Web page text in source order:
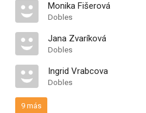
Monika Fišerová
Dobles
Jana Zvaríková
Dobles
Ingrid Vrabcova
Dobles
9 más